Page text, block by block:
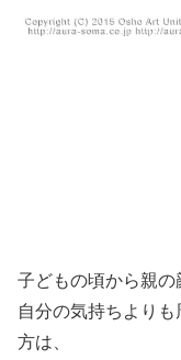
子どもの頃から親の
自分の気持ちより
方は、